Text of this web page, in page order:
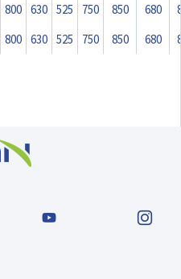
800 630 525 750 850 680
800 630 525 750 850 680